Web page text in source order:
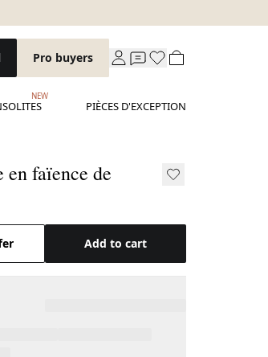
Pro buyers
NEW
PIÈCES D'EXCEPTION
faïence de
Add to cart